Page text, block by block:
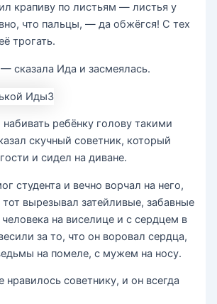
крапиву по листьям — листья у
что пальцы, — да обжёгся! С тех
трогать.
сказала Ида и засмеялась.
ребёнку голову такими
скучный советник, который
и сидел на диване.
студента и вечно ворчал на него,
тот вырезывал затейливые, забавные
на виселице и с сердцем в
за то, что он воровал сердца,
на помеле, с мужем на носу.
нравилось советнику, и он всегда